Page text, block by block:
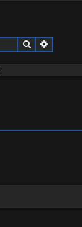
Szukaj